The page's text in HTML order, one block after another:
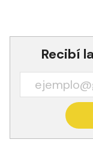
Recibí